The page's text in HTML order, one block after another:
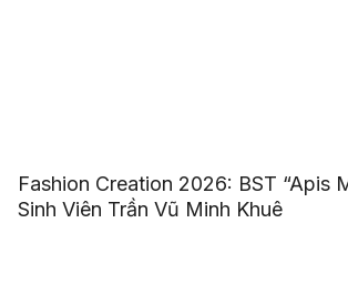
Fashion Creation 2026: BST “Apis
Sinh Viên Trần Vũ Minh Khuê